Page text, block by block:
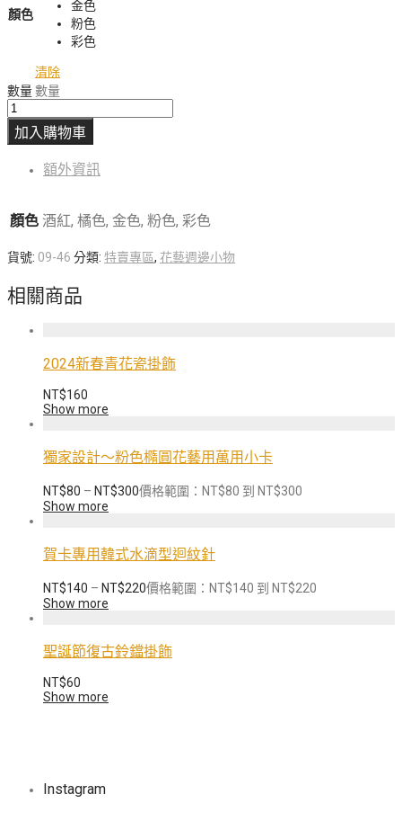
顏色
金色
粉色
彩色
清除
數量數量
加入購物車
額外資訊
顏色 酒紅, 橘色, 金色, 粉色, 彩色
貨號: 09-46 分類: 特賣專區, 花藝週邊小物
相關商品
2024新春青花瓷掛飾
NT$160
Show more
獨家設計～粉色橢圓花藝用萬用小卡
NT$80 – NT$300價格範圍：NT$80 到 NT$300
Show more
賀卡專用韓式水滴型迴紋針
NT$140 – NT$220價格範圍：NT$140 到 NT$220
Show more
聖誕節復古鈴鐺掛飾
NT$60
Show more
Instagram